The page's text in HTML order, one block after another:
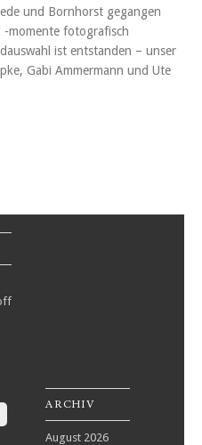
und Bornhorst gegangen
-momente fotografisch
ist entstanden – unser
Gabi Ammermann und Ute
ARCHIV
August 2026